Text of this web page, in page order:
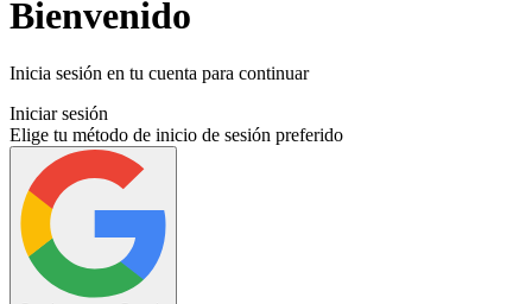
Bienvenido
Inicia sesión en tu cuenta para continuar
Iniciar sesión
Elige tu método de inicio de sesión preferido